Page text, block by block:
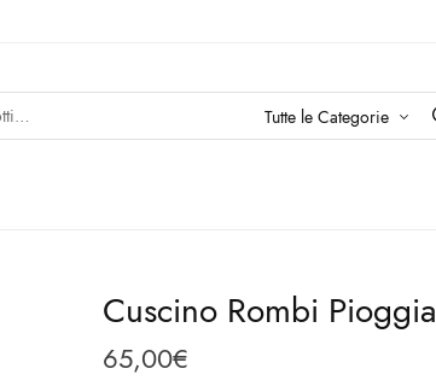
Cuscino Rombi Pioggia
65,00€